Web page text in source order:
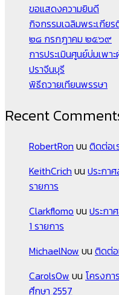
ขอแสดงความยินดี
กิจกรรมเฉลิมพระเกียร
๒๘ กรกฎาคม ๒๕๖๙
การประเมินศูนย์บ่มเพา
ปราจีนบุรี
พิธีถวายเทียนพรรษา
Recent
RobertRon บน ติดต่อเ
KeithCrich บน ประกา
รายการ
Clarkflomo บน ประกา
1 รายการ
MichaelNow บน ติดต่อ
CarolsOw บน โครงก
ศึกษา 2557